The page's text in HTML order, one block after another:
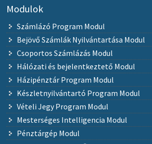
Modulok
Számlázó Program Modul
Bejövő Számlák Nyilvántartása Modul
Csoportos Számlázás Modul
Hálózati és bejelentkeztető Modul
Házipénztár Program Modul
Készletnyilvántartó Program Modul
Vételi Jegy Program Modul
Mesterséges Intelligencia Modul
Pénztárgép Modul